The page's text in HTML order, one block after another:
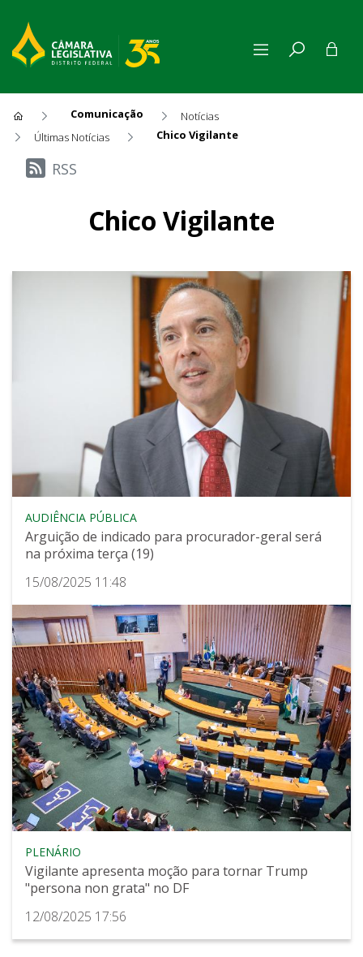
Comunicação
Notícias
Últimas Notícias
Chico Vigilante
Últimas Notícias
RSS
Chico Vigilante
AUDIÊNCIA PÚBLICA
Arguição de indicado para procurador-geral será
na próxima terça (19)
15/08/2025 11:48
PLENÁRIO
Vigilante apresenta moção para tornar Trump
"persona non grata" no DF
12/08/2025 17:56